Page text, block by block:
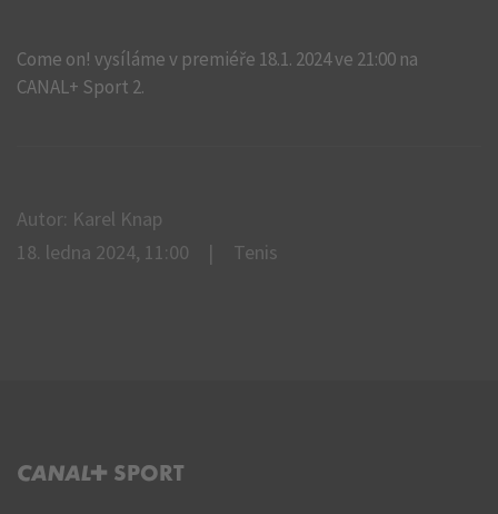
Come on! vysíláme v premiéře 18.1. 2024 ve 21:00 na
CANAL+ Sport 2.
Autor: Karel Knap
18. ledna 2024, 11:00
Tenis
C+ SPORT